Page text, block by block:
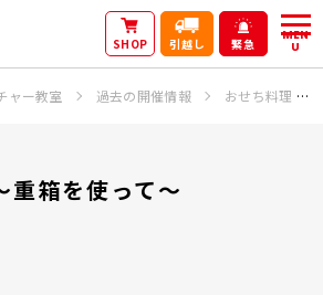
SHOP 引越し 緊急
MEN
U
ャー教室 過去の開催情報 おせち料理 ～重箱を使って～
重箱を使って～